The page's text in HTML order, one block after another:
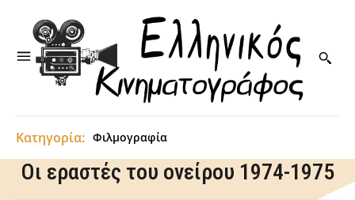
Κατηγορία: Φιλμογραφία
Οι εραστές του ονείρου 1974-1975